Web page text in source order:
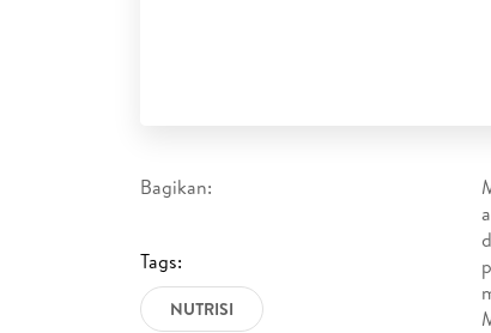
Bagikan:
Tags:
NUTRISI